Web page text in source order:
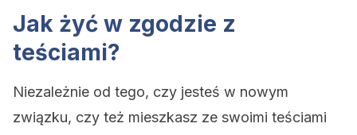
Jak żyć w zgodzie z
teściami?
Niezależnie od tego, czy jesteś w nowym
związku, czy też mieszkasz ze swoimi teściami